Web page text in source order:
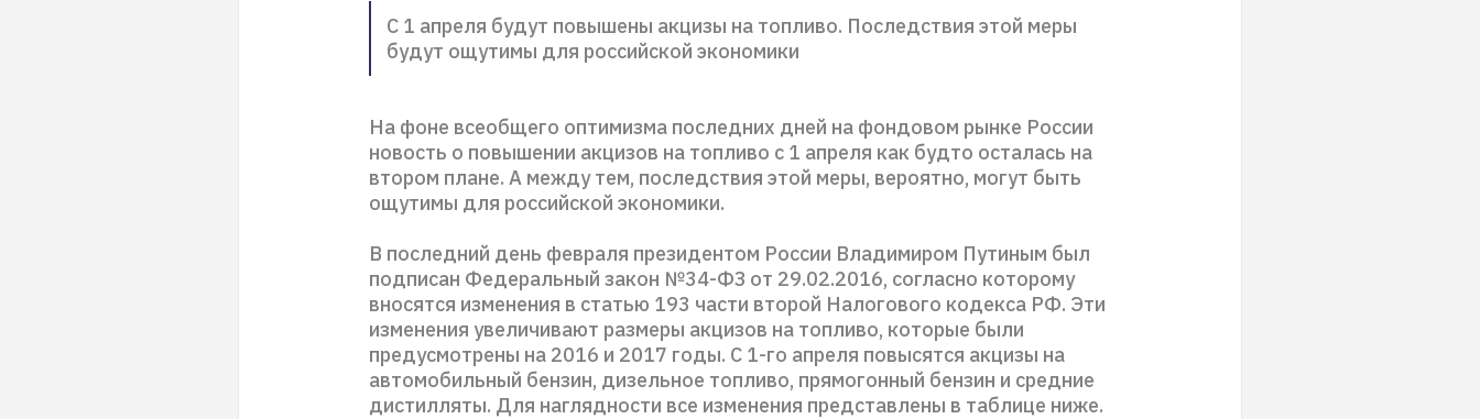
С 1 апреля будут повышены акцизы на топливо. Последствия этой меры
будут ощутимы для российской экономики
На фоне всеобщего оптимизма последних дней на фондовом рынке России
новость о повышении акцизов на топливо с 1 апреля как будто осталась на
втором плане. А между тем, последствия этой меры, вероятно, могут быть
ощутимы для российской экономики.
В последний день февраля президентом России Владимиром Путиным был
подписан Федеральный закон №34-ФЗ от 29.02.2016, согласно которому
вносятся изменения в статью 193 части второй Налогового кодекса РФ. Эти
изменения увеличивают размеры акцизов на топливо, которые были
предусмотрены на 2016 и 2017 годы. С 1-го апреля повысятся акцизы на
автомобильный бензин, дизельное топливо, прямогонный бензин и средние
дистилляты. Для наглядности все изменения представлены в таблице ниже.